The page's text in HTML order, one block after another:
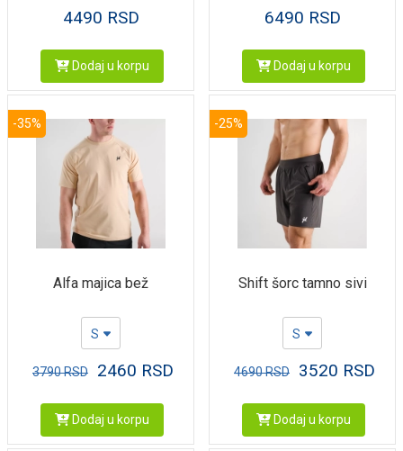
4490 RSD
Dodaj u korpu
6490 RSD
Dodaj u korpu
-35%
Alfa majica bež
S
3790RSD 2460 RSD
Dodaj u korpu
-25%
Shift šorc tamno sivi
S
4690RSD 3520 RSD
Dodaj u korpu